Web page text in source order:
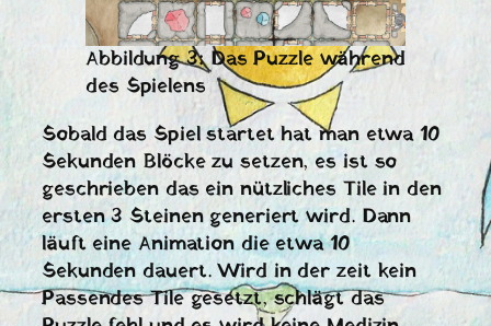
Abbildung 3: Das Puzzle während
des Spielens
Sobald das Spiel startet hat man etwa 10
Sekunden Blöcke zu setzen, es ist so
geschrieben das ein nützliches Tile in den
ersten 3 Steinen generiert wird. Dann
läuft eine Animation die etwa 10
Sekunden dauert. Wird in der zeit kein
Passendes Tile gesetzt, schlägt das